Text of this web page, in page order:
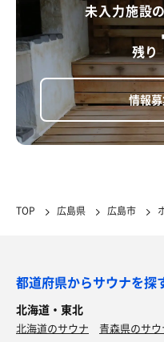
未入力施設
残り
情報
TOP 広島県 広島市
都道府県からサウナを探
北海道・東北
北海道のサウナ 青森県のサウ